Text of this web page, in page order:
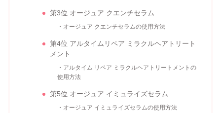
第3位 オージュア クエンチセラム
・オージュア クエンチセラムの使用方法
第4位 アルタイムリペア ミラクルヘアトリート
メント
・アルタイム リペア ミラクルヘアトリートメントの
使用方法
第5位 オージュア イミュライズセラム
・オージュア イミュライズセラムの使用方法